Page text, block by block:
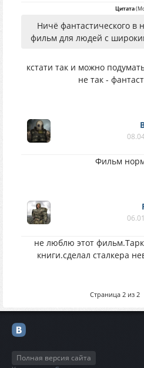
Цитата(
Ничё фантастического в
фильм для людей с
кстати так и можно
не так -
Фильм
не люблю этот
книги.сделал сталкера
Страница 2 из 2
Полная версия сайта